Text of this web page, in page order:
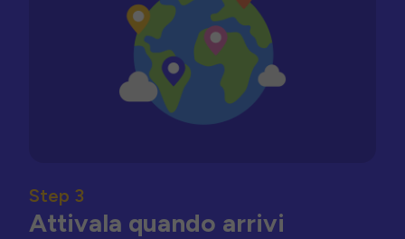
Step 3
Attivala quando arrivi